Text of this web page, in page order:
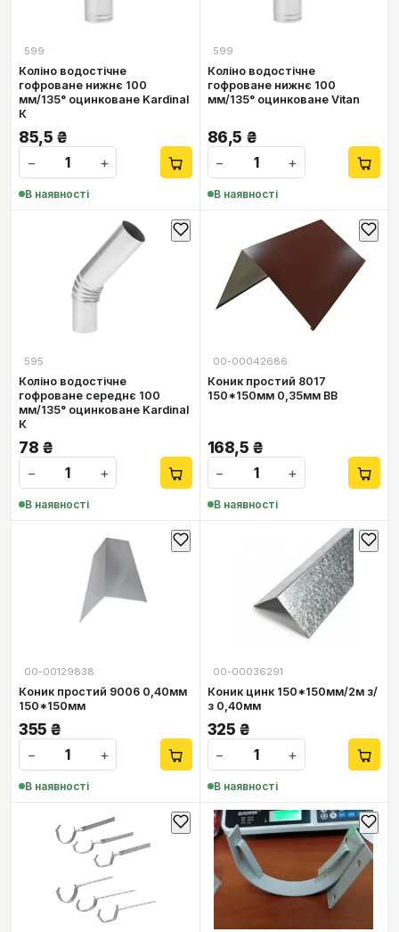
599
Коліно водостічне
гофроване нижнє 100
мм/135° оцинковане Kardinal
К
85,5 ₴
−
+
В наявності
599
Коліно водостічне
гофроване нижнє 100
мм/135° оцинковане Vitan
86,5 ₴
−
+
В наявності
595
Коліно водостічне
гофроване середнє 100
мм/135° оцинковане Kardinal
К
78 ₴
−
+
В наявності
00-00042686
Коник простий 8017
150*150мм 0,35мм ВВ
168,5 ₴
−
+
В наявності
00-00129838
Коник простий 9006 0,40мм
150*150мм
355 ₴
−
+
В наявності
00-00036291
Коник цинк 150*150мм/2м з/
з 0,40мм
325 ₴
−
+
В наявності